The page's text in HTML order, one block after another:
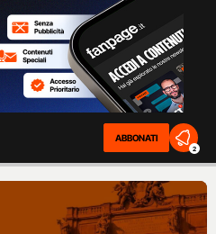
ABBONATI
2